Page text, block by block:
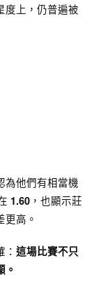
度上，仍普遍被
為他們有相當機
1.60 ，也顯示莊
高。
：這場比賽不只